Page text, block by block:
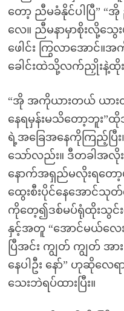
တော့ ညီမခံနိုင်ပါပြီ”
လေ။ ညီမနာမှာစိုးလို့သွေ
ဖေါင်း ကြွလာအောင်။
ခေါင်းထဲသို့လက်ညှိုးနဲ့ထိုး
“အို အကိုယားတယ် ယာ
နေရမှန်းမသိတော့ဘူး”
ရဲ့အခြေအနေကိုကြည့်ပြီ
သော်လည်း။ ဒီတခါအလိုး
နောက်အရှည်မလိုးရတေ
ထွေးစီးပိုင်နေအောင်သုတ်
ကိုတေ့၍ဒစ်မပ်ရုံထိုးသွင်း
နှင့်အတူ “အောင်မယ်လေ
ပြီအင်း ကျွတ် ကျွတ် အာ
နေပါဦး နော်” ဟုဆိုလ
သေးဘဲရပ်ထားပြီး။